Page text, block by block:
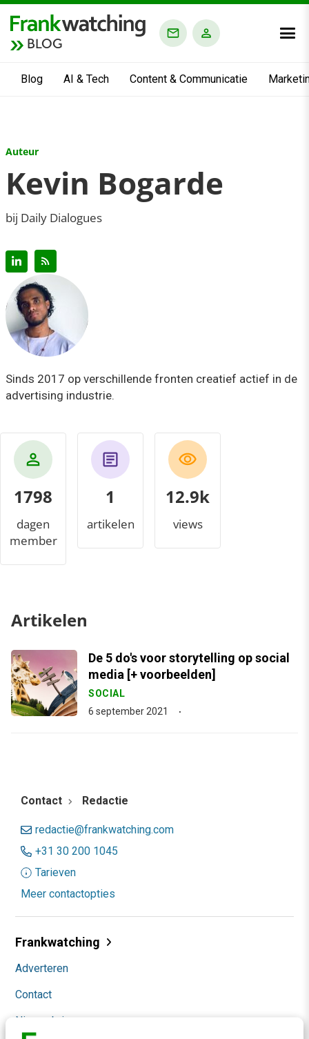
BLOG
Blog AI & Tech Content & Communicatie
Auteur
Kevin Bogarde
bij Daily Dialogues
Sinds 2017 op verschillende fronten creatief actief in de
advertising industrie.
1798
dagen
member
1
artikelen
13.8k
views
Artikelen
De 5 do's voor storytelling op social
media [+ voorbeelden]
SOCIAL
6 september 2021
Contact Redactie
redactie@frankwatching.com
+31 30 200 1045
Tarieven
Meer contactopties
Frankwatching
Adverteren
Contact
Nieuwsbrieven